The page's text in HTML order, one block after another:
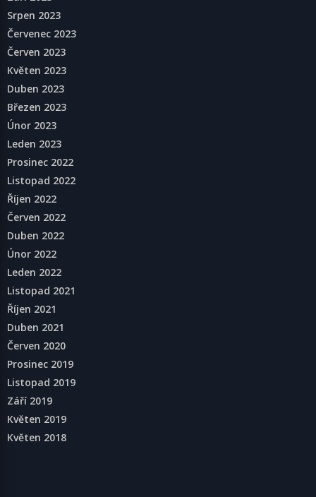
Srpen 2023
Červenec 2023
Červen 2023
Květen 2023
Duben 2023
Březen 2023
Únor 2023
Leden 2023
Prosinec 2022
Listopad 2022
Říjen 2022
Červen 2022
Duben 2022
Únor 2022
Leden 2022
Listopad 2021
Říjen 2021
Duben 2021
Červen 2020
Prosinec 2019
Listopad 2019
Září 2019
Květen 2019
Květen 2018